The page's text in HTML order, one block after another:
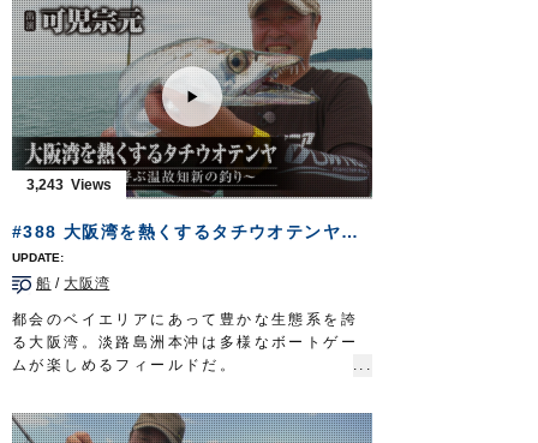
って、釣り堀のマダイやシマアジ、ヒラマ
サ、カンパチ、イシガキダイなどを攻略しま
す。
■取材協力…南伊勢町/海上釣り堀辨屋様
フィッシングマスター 三重テレビ放送 毎
週金曜日 23時～23時15分
http://creativeoffice-chie.com/
OWNERMOVIEhttp://ownertv.jp/
オーナーばりwebsite
3,243
#388 大阪湾を熱くするタチウオテンヤ～ドラゴンを呼ぶ温故知新の釣り～
船 / 大阪湾
都会のベイエリアにあって豊かな生態系を誇
る大阪湾。淡路島洲本沖は多様なボートゲー
ムが楽しめるフィールドだ。
性で虜にしているのがタチウオ。
120センチを超える大物…通称ドラゴンに挑